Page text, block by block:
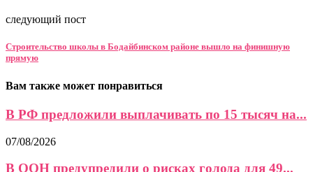
следующий пост
Строительство школы в Бодайбинском районе вышло на финишную
прямую
Вам также может понравиться
В РФ предложили выплачивать по 15 тысяч на...
07/08/2026
В ООН предупредили о рисках голода для 49...